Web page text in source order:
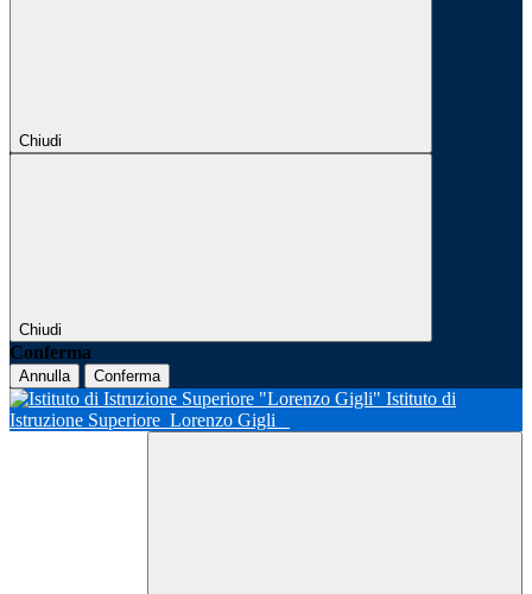
Chiudi
Chiudi
Conferma
Annulla Conferma
Istituto di
Istruzione Superiore Lorenzo Gigli